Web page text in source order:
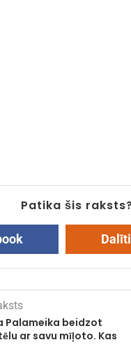
Patika šis
Palameika beidzot
ar savu mīļoto. Kas